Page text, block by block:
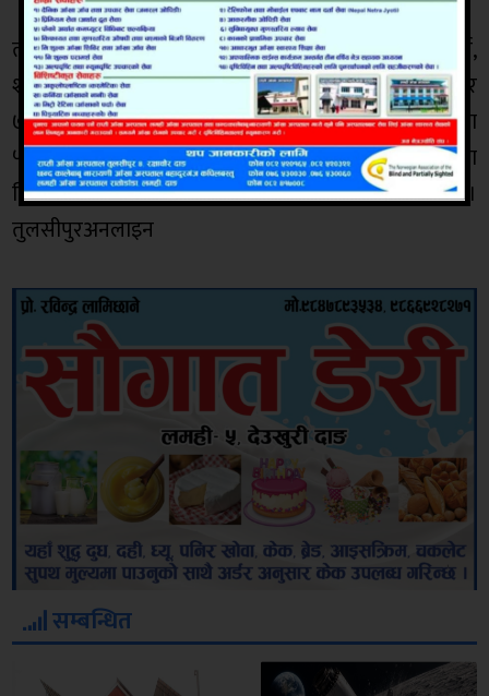
त्यस्तै शैक्षिक शत्र २०६७ देखि २०७७ सम्म विद्यावारिधि, आचार्य,
शास्त्री, आयुर्वेद स्नातक, एकवर्षे शिक्षाशास्त्रीमा उत्तीर्ण ४ हजार
७ सय ७३ विद्यार्थीमध्ये दीक्षित हुनका लागि आवेदन दिएका
५७५ जना दीक्षार्थी दीक्षित भएका छन् । भने समारोहमा ६२ जना
विद्यार्थीलाई स्वर्ण पदकले सम्मान गरिएको छ ।
तुलसीपुरअनलाइन
सम्बन्धित